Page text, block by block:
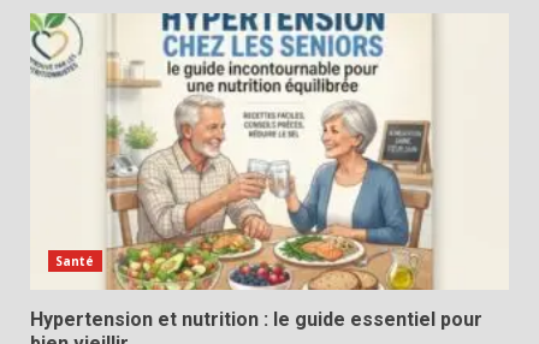
Santé
Hypertension et nutrition : le guide essentiel pour